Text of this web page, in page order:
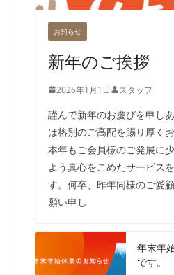
お知らせ
新年のご挨拶
2026年1月1日 スタッフ
謹んで新年のお慶びを申し
は格別のご高配を賜り厚く
本年もご会員様のご発展に
よう真心をこめたサービス
す。何卒、昨年同様のご愛
願い申し
年末年
です。